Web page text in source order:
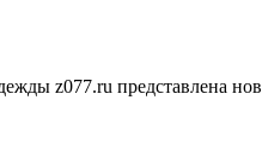
z077.ru представлена